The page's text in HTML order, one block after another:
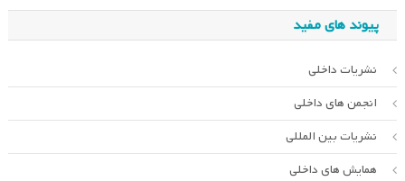
پیوند های مفید
نشریات داخلی
انجمن های داخلی
نشریات بین المللی
همایش های داخلی